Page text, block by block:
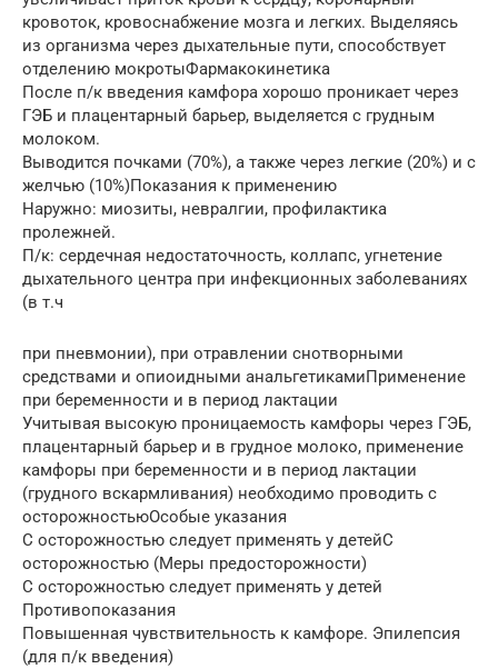
кровоток, кровоснабжение мозга и легких. Выделяясь
из организма через дыхательные пути, способствует
отделению мокротыФармакокинетика
После п/к введения камфора хорошо проникает через
ГЭБ и плацентарный барьер, выделяется с грудным
молоком.
Выводится почками (70%), а также через легкие (20%) и с
желчью (10%)Показания к применению
Наружно: миозиты, невралгии, профилактика
пролежней.
П/к: сердечная недостаточность, коллапс, угнетение
дыхательного центра при инфекционных заболеваниях
(в т.ч
при пневмонии), при отравлении снотворными
средствами и опиоидными анальгетикамиПрименение
при беременности и в период лактации
Учитывая высокую проницаемость камфоры через ГЭБ,
плацентарный барьер и в грудное молоко, применение
камфоры при беременности и в период лактации
(грудного вскармливания) необходимо проводить с
осторожностьюОсобые указания
С осторожностью следует применять у детейС
осторожностью (Меры предосторожности)
С осторожностью следует применять у детей
Противопоказания
Повышенная чувствительность к камфоре. Эпилепсия
(для п/к введения)